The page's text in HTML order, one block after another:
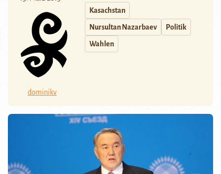
dominikv
Kasachstan
Nursultan Nazarbaev Politik
Wahlen